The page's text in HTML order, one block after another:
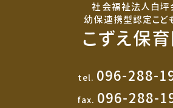
社会福祉法人白坪
幼保連携型認定こど
こずえ保
tel. 096-288-
fax. 096-288-